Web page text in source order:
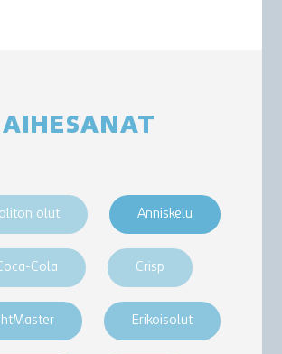
AIHESANAT
olut Anniskelu
Cola Crisp
Erikoisolut